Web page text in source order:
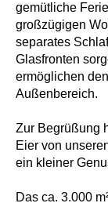
gemütliche
großzügigen
separates
Glasfronten
ermöglichen
Außenbereich.
Zur Begrüßung
Eier von
ein kleiner
Das ca. 3.000